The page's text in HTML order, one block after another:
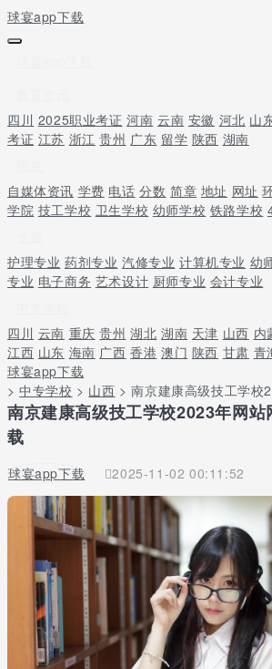
球宴app下载
四川 2025职业考证 河南 云南 安徽 河北 山
考证 江苏 浙江 贵州 广东 留学 陕西 湖南
自媒体资讯 学费 电话 分数 简章 地址 网址
学院 技工学校 卫生学校 幼师学校 铁路学校
护理专业 药剂专业 汽修专业 计算机专业 幼
专业 电子商务 艺术设计 厨师专业 会计专业
四川 云南 重庆 贵州 湖北 湖南 天津 山西 内
江西 山东 海南 广西 香港 澳门 陕西 甘肃 青
球宴app下载
>中专学校 > 山西 > 南京建康高级技工学校
南京建康高级技工学校2023年网
载
球宴app下载 2025-11-02 00:11:52